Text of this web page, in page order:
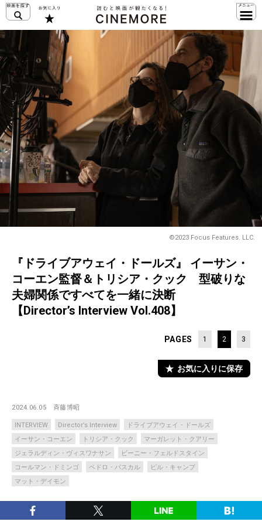
©2023 Focus Features. LLC.
『ドライブアウェイ・ドールズ』 イーサン・
コーエン監督＆トリシア・クック 型破りな
夫婦関係ですべてを一緒に決断
【Director’s Interview Vol.408】
PAGES 1 2 3
お気に入りに保存
2024.06.05 斉藤博昭
INTERVIEW Director’s Interview
ドライブアウェイ・ドールズ
イーサン・コーエン
トリシア・クック
マーガレット・クアリー
ジェラルディン・ヴィスワナサン
ビーニー・フェルドスタイン
コールマン・ドミンゴ
ペドロ・パスカル
ビル・キャンプ
マット・デイモン